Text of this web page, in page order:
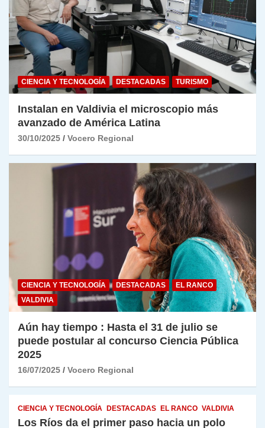
CIENCIA Y TECNOLOGÍA DESTACADAS TURISMO
Instalan en Valdivia el microscopio más
avanzado de América Latina
30/10/2025 Vocero Regional
CIENCIA Y TECNOLOGÍA DESTACADAS
EL RANCO
VALDIVIA
Aún hay tiempo : Hasta el 31 de julio se
puede postular al concurso Ciencia Pública
2025
16/07/2025 Vocero Regional
CIENCIA Y TECNOLOGÍA DESTACADAS EL RANCO VALDIVIA
Los Ríos da el primer paso hacia un polo